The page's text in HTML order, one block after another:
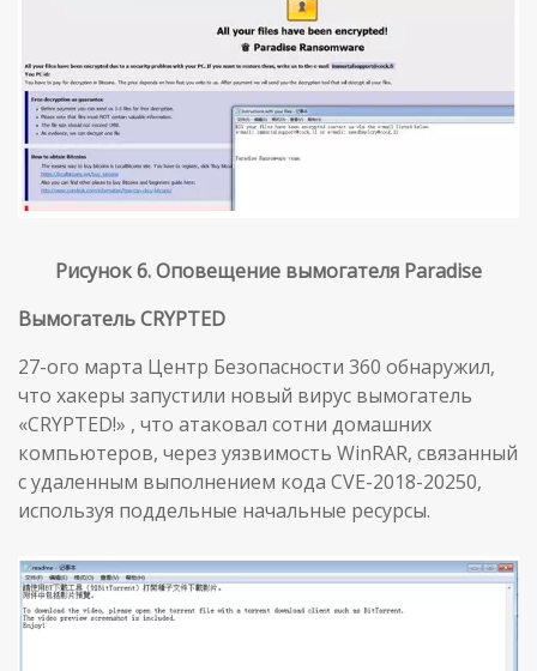
Рисунок 6. Оповещение вымогателя Paradise
Вымогатель CRYPTED
27-ого марта Центр Безопасности 360 обнаружил,
что хакеры запустили новый вирус вымогатель
«CRYPTED!» , что атаковал сотни домашних
компьютеров, через уязвимость WinRAR, связанный
с удаленным выполнением кода CVE-2018-20250,
используя поддельные начальные ресурсы.